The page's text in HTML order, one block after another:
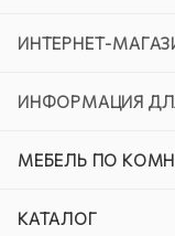
ИНТЕРНЕТ-
ИНФОРМАЦИЯ
МЕБЕЛЬ ПО
КАТАЛОГ